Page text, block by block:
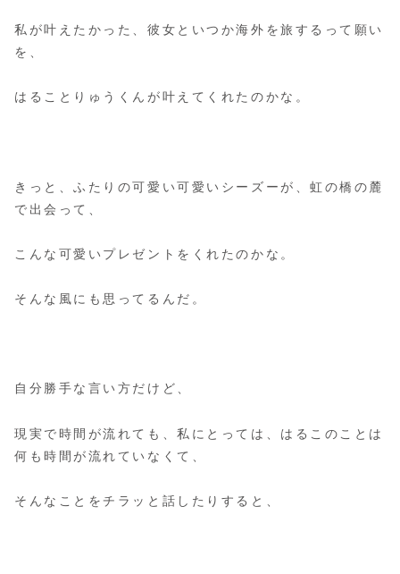
私が叶えたかった、彼女といつか海外を旅するって願い
を、
はることりゅうくんが叶えてくれたのかな。
きっと、ふたりの可愛い可愛いシーズーが、虹の橋の麓
で出会って、
こんな可愛いプレゼントをくれたのかな。
そんな風にも思ってるんだ。
自分勝手な言い方だけど、
現実で時間が流れても、私にとっては、はるこのことは
何も時間が流れていなくて、
そんなことをチラッと話したりすると、